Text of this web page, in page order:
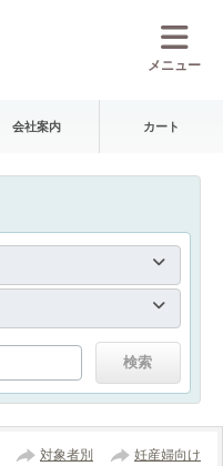
メニュー
会社案内 カート
対象者別 妊産婦向け